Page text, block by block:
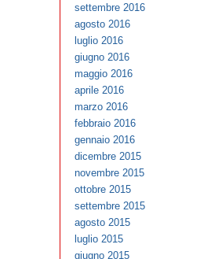
settembre 2016
agosto 2016
luglio 2016
giugno 2016
maggio 2016
aprile 2016
marzo 2016
febbraio 2016
gennaio 2016
dicembre 2015
novembre 2015
ottobre 2015
settembre 2015
agosto 2015
luglio 2015
giugno 2015